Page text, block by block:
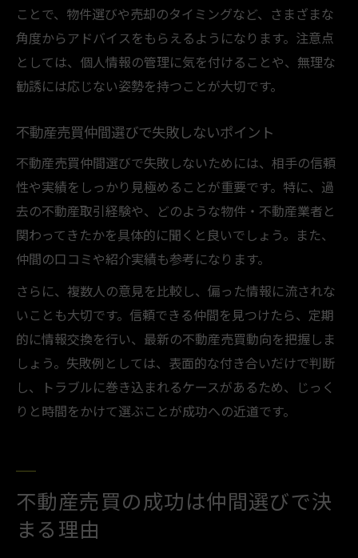
ことで、物件選びや売却のタイミングなど、さまざまな
角度からアドバイスをもらえるようになります。注意点
としては、個人情報の管理に気を付けることや、無理な
勧誘には応じない姿勢を持つことが大切です。
不動産売買仲間選びで失敗しないポイント
不動産売買仲間選びで失敗しないためには、相手の信頼
性や実績をしっかり見極めることが重要です。特に、過
去の不動産取引経験や、どのような物件・不動産業者と
関わってきたかを具体的に聞くと良いでしょう。また、
仲間の口コミや紹介実績も参考になります。
さらに、複数人の意見を比較し、偏った情報に流されな
いことも大切です。信頼できる仲間を見つけたら、定期
的に情報交換を行い、最新の不動産売買動向を把握しま
しょう。失敗例としては、表面的な付き合いだけで判断
し、トラブルに巻き込まれるケースがあるため、じっく
りと時間をかけて選ぶことが成功への近道です。
不動産売買の成功は仲間選びで決
まる理由